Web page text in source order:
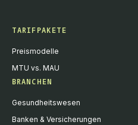
TARIFPAKETE
Preismodelle
MTU vs. MAU
BRANCHEN
Gesundheitswesen
Banken & Versicherungen